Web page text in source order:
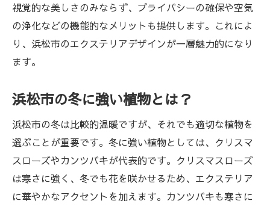
視覚的な美しさのみならず、プライバシーの確保や空気
の浄化などの機能的なメリットも提供します。これによ
り、浜松市のエクステリアデザインが一層魅力的になり
ます。
浜松市の冬に強い植物とは？
浜松市の冬は比較的温暖ですが、それでも適切な植物を
選ぶことが重要です。冬に強い植物としては、クリスマ
スローズやカンツバキが代表的です。クリスマスローズ
は寒さに強く、冬でも花を咲かせるため、エクステリア
に華やかなアクセントを加えます。カンツバキも寒さに